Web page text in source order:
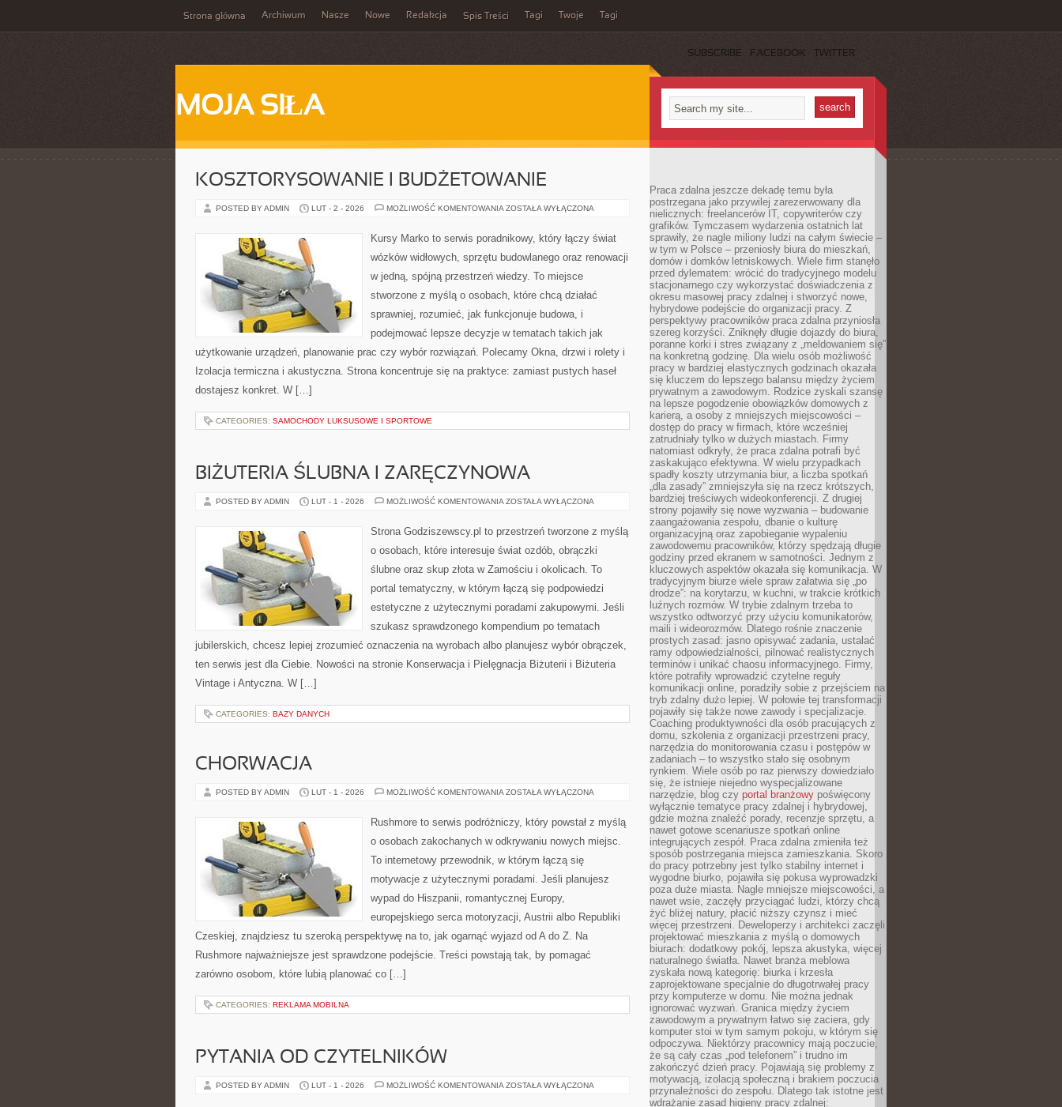
Strona główna Archiwum Nasze Nowe Redakcja Spis Treści Tagi Twoje Tagi
SUBSCRIBE FACEBOOK TWITTER
MOJA SIŁA
KOSZTORYSOWANIE I BUDŻETOWANIE
POSTED BY ADMIN LUT - 2 - 2026 MOŻLIWOŚĆ KOMENTOWANIA KOSZTORYSOWANIE
ZOSTAŁA WYŁĄCZONA
Kursy Marko to serwis poradnikowy, który łączy świat
wózków widłowych, sprzętu budowlanego oraz renowacji
w jedną, spójną przestrzeń wiedzy. To miejsce
stworzone z myślą o osobach, które chcą działać
sprawniej, rozumieć, jak funkcjonuje budowa, i
podejmować lepsze decyzje w tematach takich jak
użytkowanie urządzeń, planowanie prac czy wybór rozwiązań. Polecamy Okna, drzwi i rolety i
Izolacja termiczna i akustyczna. Strona koncentruje się na praktyce: zamiast pustych haseł
dostajesz konkret. W […]
CATEGORIES: SAMOCHODY LUKSUSOWE I SPORTOWE
BIŻUTERIA ŚLUBNA I ZARĘCZYNOWA
POSTED BY ADMIN LUT - 1 - 2026 MOŻLIWOŚĆ KOMENTOWANIA BIŻUTERIA
ZARĘCZYNOWA
ZOSTAŁA WYŁĄCZONA
Strona Godziszewscy.pl to przestrzeń tworzone z myślą
o osobach, które interesuje świat ozdób, obrączki
ślubne oraz skup złota w Zamościu i okolicach. To
portal tematyczny, w którym łączą się podpowiedzi
estetyczne z użytecznymi poradami zakupowymi. Jeśli
szukasz sprawdzonego kompendium po tematach
jubilerskich, chcesz lepiej zrozumieć oznaczenia na wyrobach albo planujesz wybór obrączek,
ten serwis jest dla Ciebie. Nowości na stronie Konserwacja i Pielęgnacja Biżuterii i Biżuteria
Vintage i Antyczna. W […]
CATEGORIES: BAZY DANYCH
CHORWACJA
POSTED BY ADMIN LUT - 1 - 2026 MOŻLIWOŚĆ KOMENTOWANIA CHORWACJA
ZOSTAŁA WYŁĄCZONA
Rushmore to serwis podróżniczy, który powstał z myślą
o osobach zakochanych w odkrywaniu nowych miejsc.
To internetowy przewodnik, w którym łączą się
motywacje z użytecznymi poradami. Jeśli planujesz
wypad do Hiszpanii, romantycznej Europy,
europejskiego serca motoryzacji, Austrii albo Republiki
Czeskiej, znajdziesz tu szeroką perspektywę na to, jak ogarnąć wyjazd od A do Z. Na
Rushmore najważniejsze jest sprawdzone podejście. Treści powstają tak, by pomagać
zarówno osobom, które lubią planować co […]
CATEGORIES: REKLAMA MOBILNA
PYTANIA OD CZYTELNIKÓW
POSTED BY ADMIN LUT - 1 - 2026 MOŻLIWOŚĆ KOMENTOWANIA PYTANIA
ZOSTAŁA WYŁĄCZONA
Praca zdalna jeszcze dekadę temu była
postrzegana jako przywilej zarezerwowany dla
nielicznych: freelancerów IT, copywriterów czy
grafików. Tymczasem wydarzenia ostatnich lat
sprawiły, że nagle miliony ludzi na całym świecie –
w tym w Polsce – przeniosły biura do mieszkań,
domów i domków letniskowych. Wiele firm stanęło
przed dylematem: wrócić do tradycyjnego modelu
stacjonarnego czy wykorzystać doświadczenia z
okresu masowej pracy zdalnej i stworzyć nowe,
hybrydowe podejście do organizacji pracy. Z
perspektywy pracowników praca zdalna przyniosła
szereg korzyści. Zniknęły długie dojazdy do biura,
poranne korki i stres związany z „meldowaniem się”
na konkretną godzinę. Dla wielu osób możliwość
pracy w bardziej elastycznych godzinach okazała
się kluczem do lepszego balansu między życiem
prywatnym a zawodowym. Rodzice zyskali szansę
na lepsze pogodzenie obowiązków domowych z
karierą, a osoby z mniejszych miejscowości –
dostęp do pracy w firmach, które wcześniej
zatrudniały tylko w dużych miastach. Firmy
natomiast odkryły, że praca zdalna potrafi być
zaskakująco efektywna. W wielu przypadkach
spadły koszty utrzymania biur, a liczba spotkań
„dla zasady” zmniejszyła się na rzecz krótszych,
bardziej treściwych wideokonferencji. Z drugiej
strony pojawiły się nowe wyzwania – budowanie
zaangażowania zespołu, dbanie o kulturę
organizacyjną oraz zapobieganie wypaleniu
zawodowemu pracowników, którzy spędzają długie
godziny przed ekranem w samotności. Jednym z
kluczowych aspektów okazała się komunikacja. W
tradycyjnym biurze wiele spraw załatwia się „po
drodze”: na korytarzu, w kuchni, w trakcie krótkich
luźnych rozmów. W trybie zdalnym trzeba to
wszystko odtworzyć przy użyciu komunikatorów,
maili i wideorozmów. Dlatego rośnie znaczenie
prostych zasad: jasno opisywać zadania, ustalać
ramy odpowiedzialności, pilnować realistycznych
terminów i unikać chaosu informacyjnego. Firmy,
które potrafiły wprowadzić czytelne reguły
komunikacji online, poradziły sobie z przejściem na
tryb zdalny dużo lepiej. W połowie tej transformacji
pojawiły się także nowe zawody i specjalizacje.
Coaching produktywności dla osób pracujących z
domu, szkolenia z organizacji przestrzeni pracy,
narzędzia do monitorowania czasu i postępów w
zadaniach – to wszystko stało się osobnym
rynkiem. Wiele osób po raz pierwszy dowiedziało
się, że istnieje niejedno wyspecjalizowane
narzędzie, blog czy portal branżowy poświęcony
wyłącznie tematyce pracy zdalnej i hybrydowej,
gdzie można znaleźć porady, recenzje sprzętu, a
nawet gotowe scenariusze spotkań online
integrujących zespół. Praca zdalna zmieniła też
sposób postrzegania miejsca zamieszkania. Skoro
do pracy potrzebny jest tylko stabilny internet i
wygodne biurko, pojawiła się pokusa wyprowadzki
poza duże miasta. Nagle mniejsze miejscowości, a
nawet wsie, zaczęły przyciągać ludzi, którzy chcą
żyć bliżej natury, płacić niższy czynsz i mieć
więcej przestrzeni. Deweloperzy i architekci zaczęli
projektować mieszkania z myślą o domowych
biurach: dodatkowy pokój, lepsza akustyka, więcej
naturalnego światła. Nawet branża meblowa
zyskała nową kategorię: biurka i krzesła
zaprojektowane specjalnie do długotrwałej pracy
przy komputerze w domu. Nie można jednak
ignorować wyzwań. Granica między życiem
zawodowym a prywatnym łatwo się zaciera, gdy
komputer stoi w tym samym pokoju, w którym się
odpoczywa. Niektórzy pracownicy mają poczucie,
że są cały czas „pod telefonem” i trudno im
zakończyć dzień pracy. Pojawiają się problemy z
motywacją, izolacją społeczną i brakiem poczucia
przynależności do zespołu. Dlatego tak istotne jest
wdrażanie zasad higieny pracy zdalnej: